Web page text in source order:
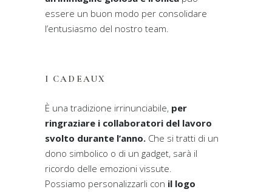
essere un buon modo per consolidare
l’entusiasmo del nostro team.
I CADEAUX
È una tradizione irrinunciabile, per
ringraziare i collaboratori del lavoro
svolto durante l’anno. Che si tratti di un
dono simbolico o di un gadget, sarà il
ricordo delle emozioni vissute.
Possiamo personalizzarli con il logo